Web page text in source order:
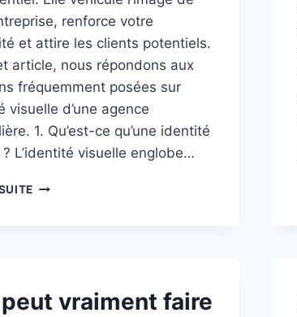
renforce votre
et attire les clients potentiels.
article, nous répondons aux
fréquemment posées sur
visuelle d’une agence
1. Qu’est-ce qu’une identité
L’identité visuelle englobe…
FAQ
VISUELLEvraiment faire